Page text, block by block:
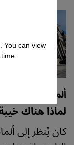
ألمانيا والشرق
لماذا هناك
كان يُنظر إلى
. You can view